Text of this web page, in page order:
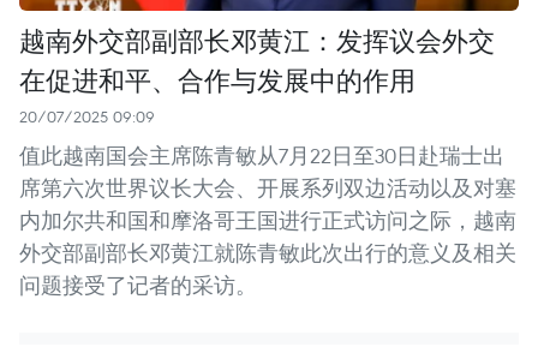
越南外交部副部长邓黄江：发挥议会外交
在促进和平、合作与发展中的作用
20/07/2025 09:09
值此越南国会主席陈青敏从7月22日至30日赴瑞士出
席第六次世界议长大会、开展系列双边活动以及对塞
内加尔共和国和摩洛哥王国进行正式访问之际，越南
外交部副部长邓黄江就陈青敏此次出行的意义及相关
问题接受了记者的采访。